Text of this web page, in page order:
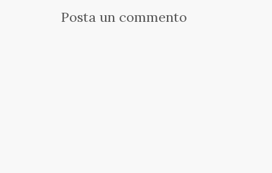
Posta un commento